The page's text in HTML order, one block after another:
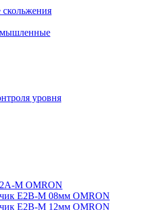
уровня
M OMRON
E2B-M 08мм OMRON
E2B-M 12мм OMRON